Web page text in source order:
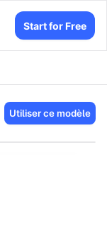
Start for Free
Utiliser ce modèle